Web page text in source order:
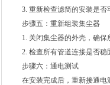
3. 重新检查滤筒的安装是否
步骤五：重新组装集尘器
1. 关闭集尘器的外壳，确保
2. 检查所有管道连接是否稳
步骤六：通电测试
在安装完成后，重新接通电